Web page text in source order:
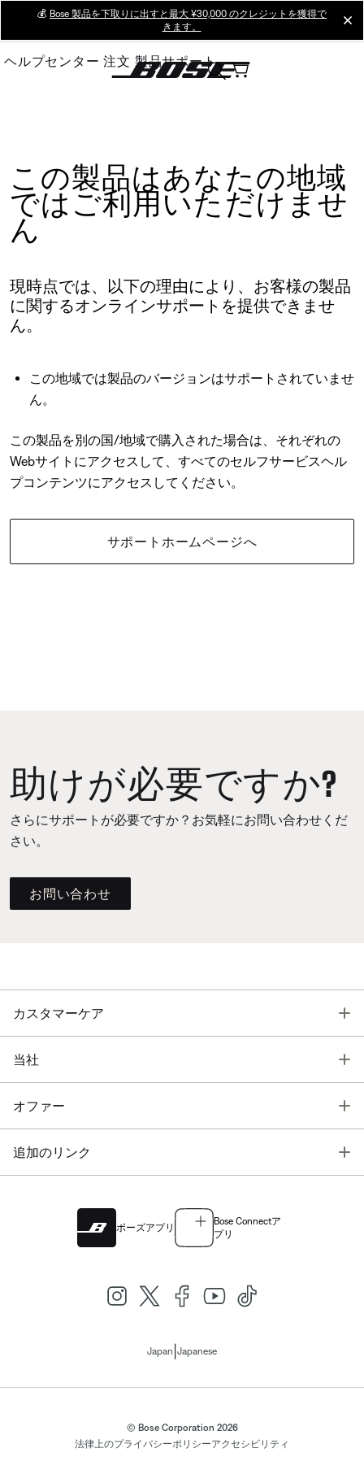
Main
💰 Bose 製品を下取りに出すと最大 ¥30,000 のクレジットを獲得で
きます。
ヘルプセンター 注文 製品サポート
この製品はあなたの地域
ではご利用いただけませ
ん
現時点では、以下の理由により、お客様の製品
に関するオンラインサポートを提供できませ
ん。
この地域では製品のバージョンはサポートされていませ
ん。
この製品を別の国/地域で購入された場合は、それぞれの
Webサイトにアクセスして、すべてのセルフサービスヘル
プコンテンツにアクセスしてください。
サポートホームページへ
助けが必要ですか?
さらにサポートが必要ですか？お気軽にお問い合わせくだ
さい。
お問い合わせ
カスタマーケア
当社
オファー
追加のリンク
ボーズアプリ
Bose Connectア
プリ
Japan Japanese
© Bose Corporation 2026
法律上のプライバシーポリシーアクセシビリティ